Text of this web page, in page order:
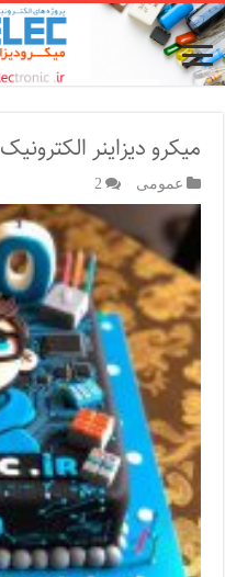
میکرو دیزاینر الکترونیک ۱۰ ساله شد
عمومی 2